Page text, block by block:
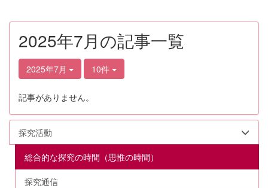
2025年7月の記事一覧
2025年7月 10件
記事がありません。
探究活動
総合的な探究の時間（思惟の時間）
探究通信